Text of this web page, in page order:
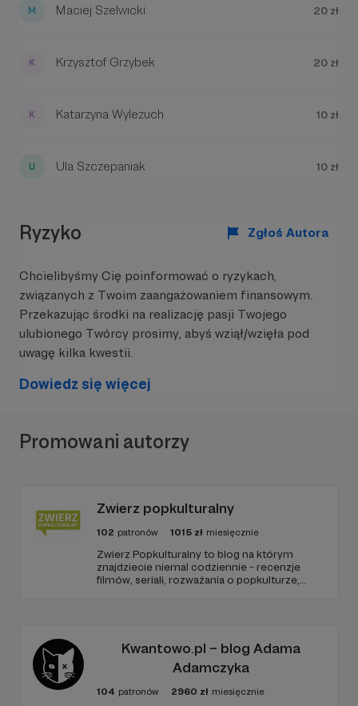
treści
energii i pomaga dotrzeć do większej liczby
słuchaczy
📣 Poleć nas znajomym - najlepsza rekomendacja
to ta od zadowolonych słuchaczy!
To jak, wchodzisz w to?
sprawić, że nauka stanie się dla dzieci
fascynującą przygodą, a nie nudnym
Maciej Szelwicki 20 zł
Krzysztof Grzybek 20 zł
Katarzyna Wyleżuch 10 zł
Ula Szczepaniak 10 zł
Ryzyko Zgłoś Autora
Chcielibyśmy Cię poinformować o ryzykach,
związanych z Twoim zaangażowaniem finansowym.
Przekazując środki na realizację pasji Twojego
ulubionego Twórcy prosimy, abyś wziął/wzięła pod
uwagę kilka kwestii.
Dowiedz się więcej
Promowani autorzy
Zwierz popkulturalny
102 patronów 1015 zł miesięcznie
Zwierz Popkulturalny to blog na którym
znajdziecie niemal codziennie - recenzje
filmów, seriali, rozważania o popkulturze,
Kwantowo.pl – blog Adama
Adamczyka
104 patronów 2960 zł miesięcznie